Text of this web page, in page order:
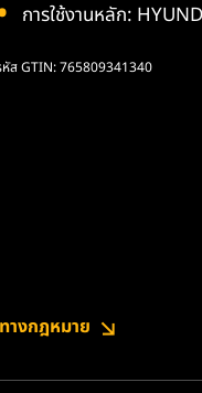
การใช้งานหลัก:
หัส GTIN: 765809341340
างกฎหมาย